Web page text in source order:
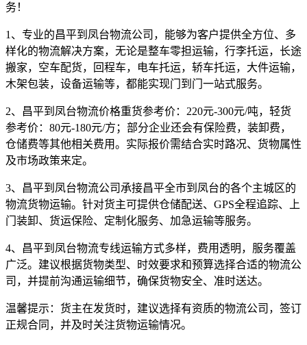
务！
1、专业的昌平到凤台物流公司，能够为客户提供全方位、多
样化的物流解决方案，无论是整车零担运输，行李托运，长途
搬家，空车配货，回程车，电车托运，轿车托运，大件运输，
木架包装，设备运输等，都能实现门到门一站式服务。
2、昌平到凤台物流价格重货参考价：220元-300元/吨，轻货
参考价：80元-180元/方；部分企业还会有保险费，装卸费，
仓储费等其他相关费用。实际报价需结合实时路况、货物属性
及市场政策来定。
3、昌平到凤台物流公司承接昌平全市到凤台的各个主城区的
物流货物运输。针对货主可提供仓储配送、GPS全程追踪、上
门装卸、货运保险、定制化服务、加急运输等服务。
4、昌平到凤台物流专线运输方式多样，费用透明，服务覆盖
广泛。建议根据货物类型、时效要求和预算选择合适的物流公
司，并提前沟通运输细节，确保货物安全、准时送达。
温馨提示： 货主在发货时，建议选择有资质的物流公司，签订
正规合同，并及时关注货物运输情况。